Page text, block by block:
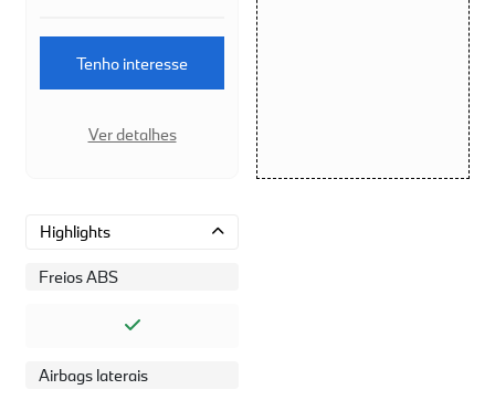
Tenho interesse
Ver detalhes
Highlights
Freios ABS
Airbags laterais